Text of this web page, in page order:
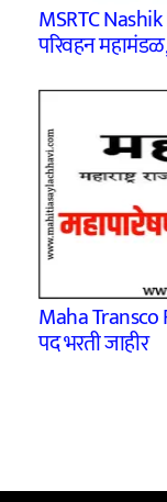
MSRTC Nashik
परिवहन
Maha Transco
पद भरती जाहीर